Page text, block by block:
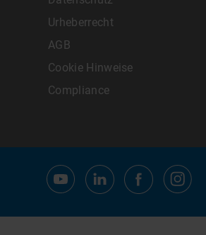
Urheberrecht
AGB
Cookie Hinweise
Compliance